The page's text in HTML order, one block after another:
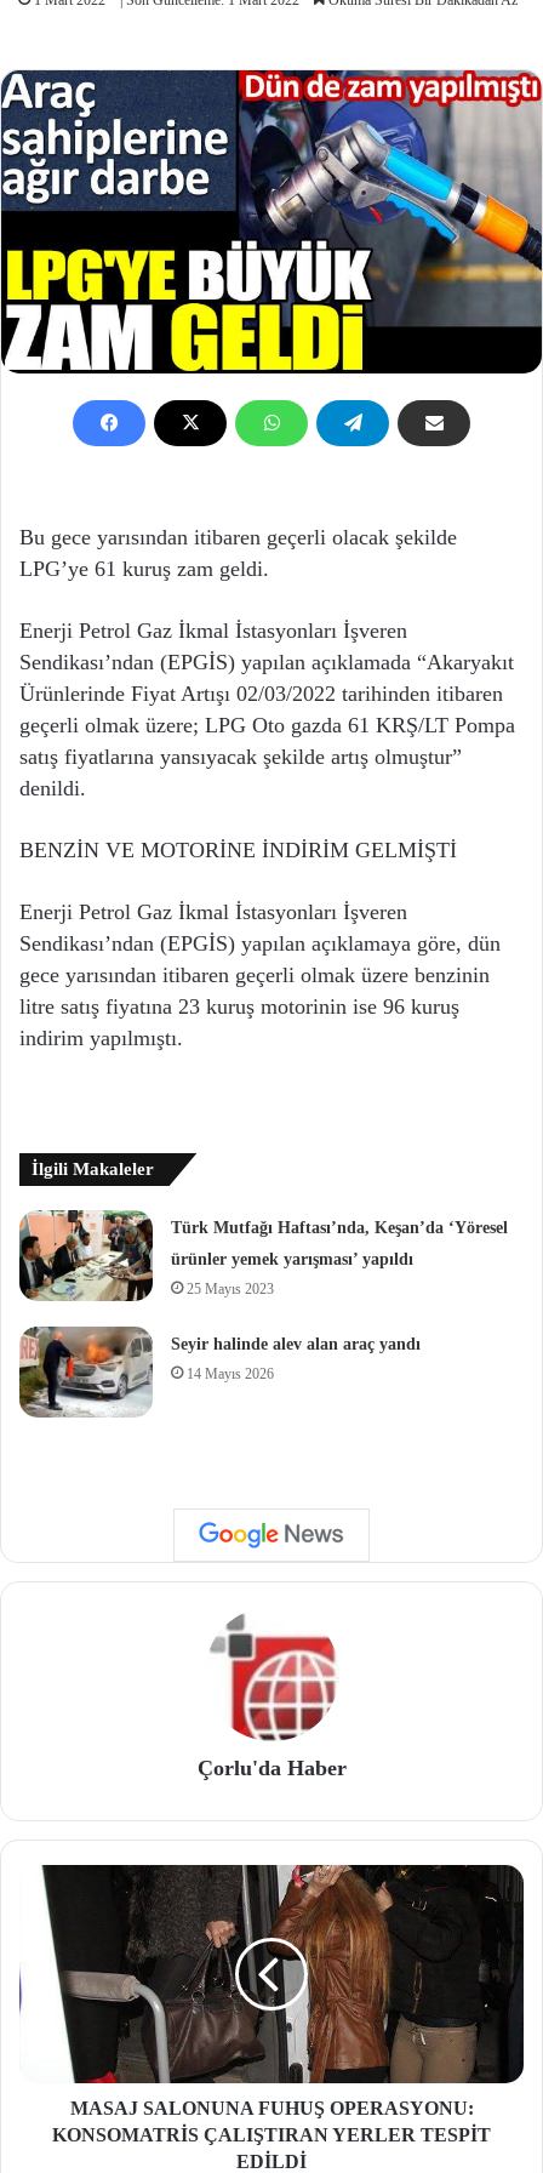
Bu gece yarısından itibaren geçerli olacak şekilde
LPG’ye 61 kuruş zam geldi.
Enerji Petrol Gaz İkmal İstasyonları İşveren
Sendikası’ndan (EPGİS) yapılan açıklamada “Akaryakıt
Ürünlerinde Fiyat Artışı 02/03/2022 tarihinden itibaren
geçerli olmak üzere; LPG Oto gazda 61 KRŞ/LT Pompa
satış fiyatlarına yansıyacak şekilde artış olmuştur”
denildi.
BENZİN VE MOTORİNE İNDİRİM GELMİŞTİ
Enerji Petrol Gaz İkmal İstasyonları İşveren
Sendikası’ndan (EPGİS) yapılan açıklamaya göre, dün
gece yarısından itibaren geçerli olmak üzere benzinin
litre satış fiyatına 23 kuruş motorinin ise 96 kuruş
indirim yapılmıştı.
İlgili Makaleler
Türk Mutfağı Haftası’nda, Keşan’da ‘Yöresel
ürünler yemek yarışması’ yapıldı
25 Mayıs 2023
Seyir halinde alev alan araç yandı
14 Mayıs 2026
Çorlu'da Haber
MASAJ SALONUNA FUHUŞ OPERASYONU:
KONSOMATRİS ÇALIŞTIRAN YERLER TESPİT
EDİLDİ